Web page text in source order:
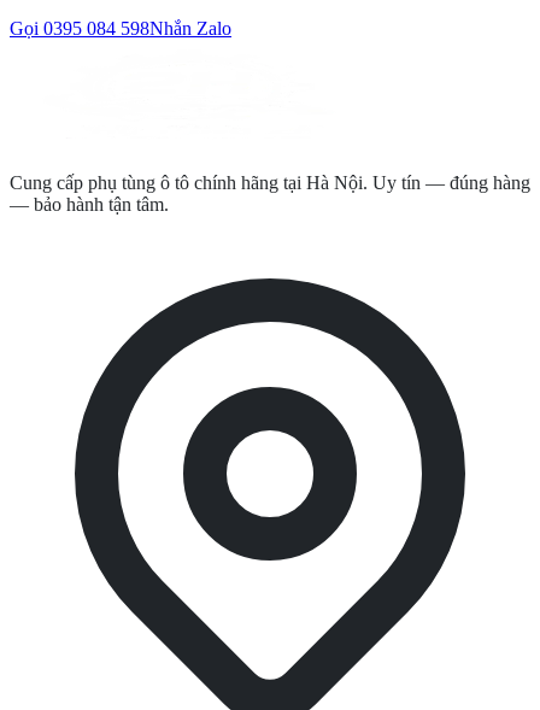
Gọi 0395 084 598Nhắn Zalo
Cung cấp phụ tùng ô tô chính hãng tại Hà Nội. Uy tín — đúng hàng
— bảo hành tận tâm.